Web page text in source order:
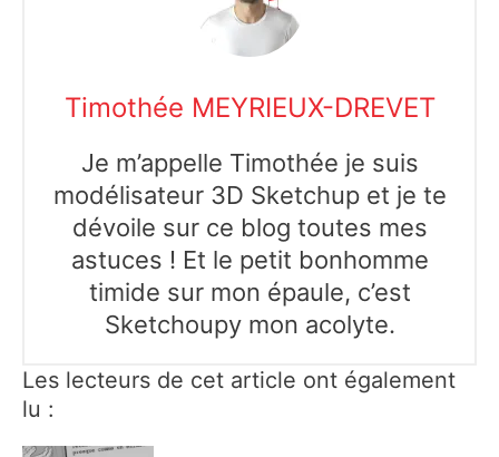
Timothée MEYRIEUX-DREVET
Je m’appelle Timothée je suis
modélisateur 3D Sketchup et je te
dévoile sur ce blog toutes mes
astuces ! Et le petit bonhomme
timide sur mon épaule, c’est
Sketchoupy mon acolyte.
Les lecteurs de cet article ont également
lu :